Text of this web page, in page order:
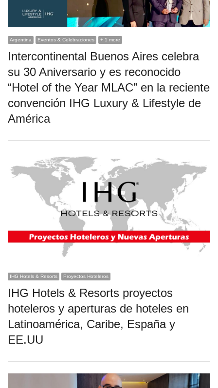
Argentina Eventos & Celebraciones + 1 more
Intercontinental Buenos Aires celebra
su 30 Aniversario y es reconocido
“Hotel of the Year MLAC” en la reciente
convención IHG Luxury & Lifestyle de
América
IHG Hotels & Resorts Proyectos Hoteleros
IHG Hotels & Resorts proyectos
hoteleros y aperturas de hoteles en
Latinoamérica, Caribe, España y
EE.UU